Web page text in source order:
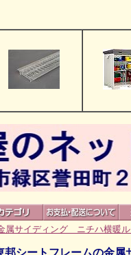
属サイディング ニチハ横暖
邦シートフレームの金属